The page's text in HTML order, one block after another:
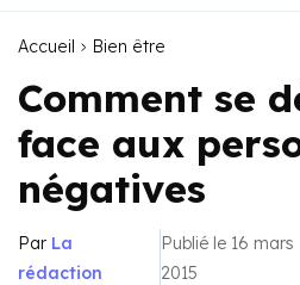
Accueil Bien être
Comment se
face aux
négatives
Par La
rédaction
Publié le 16 mars
2015